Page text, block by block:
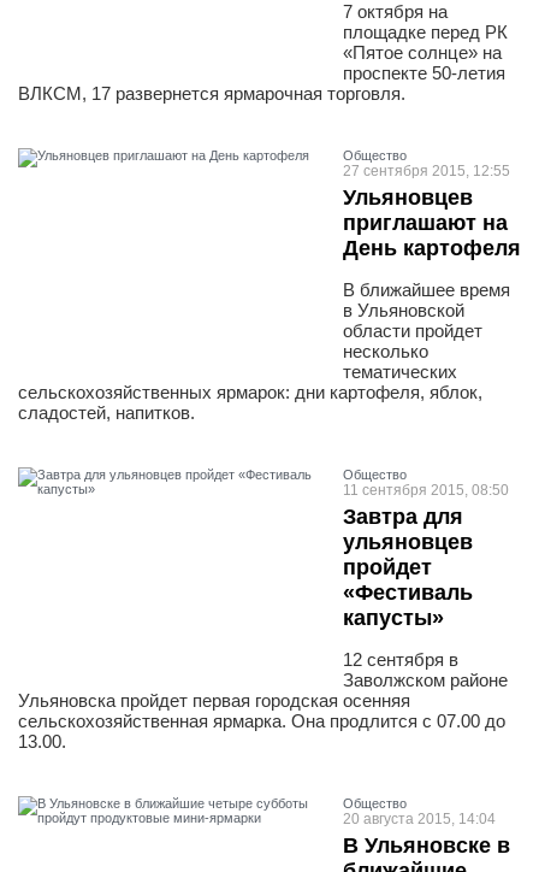
7 октября на
площадке перед РК
«Пятое солнце» на
проспекте 50-летия
ВЛКСМ, 17 развернется ярмарочная торговля.
Общество
27 сентября 2015, 12:55
Ульяновцев
приглашают на
День картофеля
В ближайшее время
в Ульяновской
области пройдет
несколько
тематических
сельскохозяйственных ярмарок: дни картофеля, яблок,
сладостей, напитков.
Общество
11 сентября 2015, 08:50
Завтра для
ульяновцев
пройдет
«Фестиваль
капусты»
12 сентября в
Заволжском районе
Ульяновска пройдет первая городская осенняя
сельскохозяйственная ярмарка. Она продлится с 07.00 до
13.00.
Общество
20 августа 2015, 14:04
В Ульяновске в